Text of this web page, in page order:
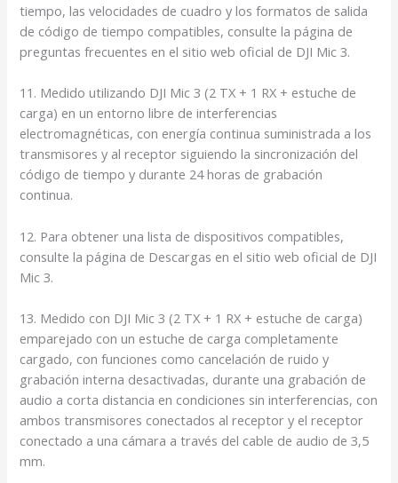
tiempo, las velocidades de cuadro y los formatos de salida
de código de tiempo compatibles, consulte la página de
preguntas frecuentes en el sitio web oficial de DJI Mic 3.
11. Medido utilizando DJI Mic 3 (2 TX + 1 RX + estuche de
carga) en un entorno libre de interferencias
electromagnéticas, con energía continua suministrada a los
transmisores y al receptor siguiendo la sincronización del
código de tiempo y durante 24 horas de grabación
continua.
12. Para obtener una lista de dispositivos compatibles,
consulte la página de Descargas en el sitio web oficial de DJI
Mic 3.
13. Medido con DJI Mic 3 (2 TX + 1 RX + estuche de carga)
emparejado con un estuche de carga completamente
cargado, con funciones como cancelación de ruido y
grabación interna desactivadas, durante una grabación de
audio a corta distancia en condiciones sin interferencias, con
ambos transmisores conectados al receptor y el receptor
conectado a una cámara a través del cable de audio de 3,5
mm.